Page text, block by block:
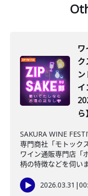
ワ
イ
ら】
SAKURA WINE
専門商社「モトック
ワイン通販専門店「
柄の特徴などを伺い
2026.03.31 |